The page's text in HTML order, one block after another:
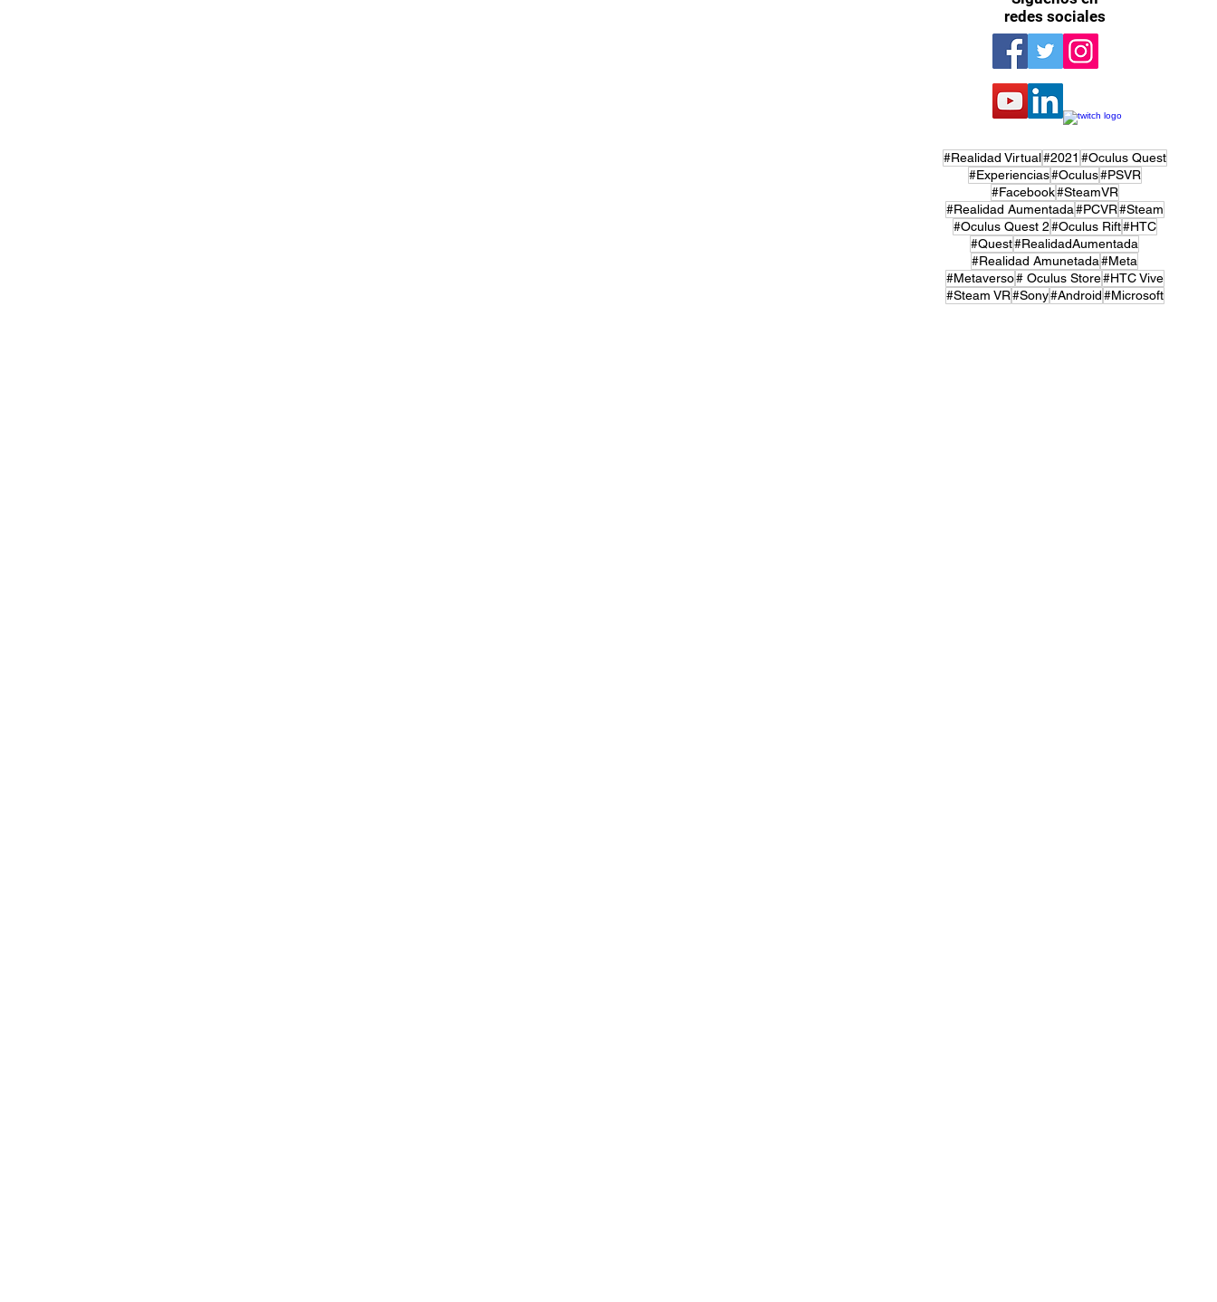
#Realidad Virtual#2021 #Oculus Quest
#Experiencias#Oculus#PSVR
#Facebook#SteamVR
#Realidad Aumentada#PCVR#Steam
#Oculus Quest 2#Oculus Rift#HTC
#Quest#RealidadAumentada
#Realidad Amunetada#Meta
#Metaverso# Oculus Store#HTC Vive
#Steam VR#Sony#Android#Microsoft
redes sociales